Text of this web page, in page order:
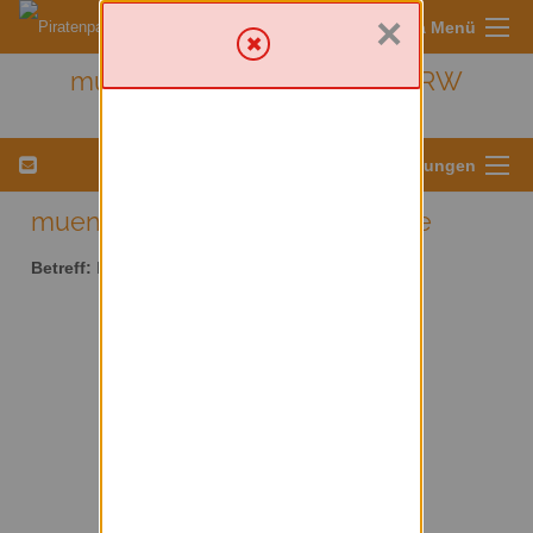
Sympa Menü
muenster - Kreis Münster/ NRW
Menü für Listeneinstellungen
muenster AT lists.piratenpartei.de
Betreff:
×